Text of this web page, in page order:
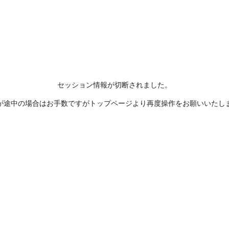
セッション情報が切断されました。
途中の場合はお手数ですがトップページより再度操作をお願いいたし